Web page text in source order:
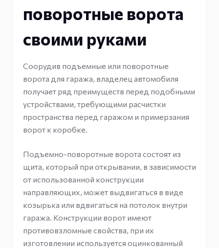
поворотные ворота
своими руками
Соорудив подъемные или поворотные
ворота для гаража, владелец автомобиля
получает ряд преимуществ перед подобными
устройствами, требующими расчистки
пространства перед гаражом и примерзания
ворот к коробке.
Подъемно-поворотные ворота состоят из
щита, который при открывании, в зависимости
от использованной конструкции
направляющих, может выдвигаться в виде
козырька или вдвигаться на потолок внутри
гаража. Конструкции ворот имеют
противовзломные свойства, при их
изготовлении используется оцинкованный